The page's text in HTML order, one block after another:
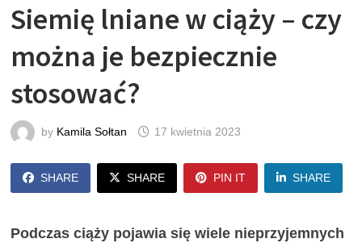
Siemię lniane w ciąży – czy
można je bezpiecznie
stosować?
by Kamila Sołtan 17 kwietnia 2023
SHARE SHARE PIN IT SHARE
Podczas ciąży pojawia się wiele nieprzyjemnych